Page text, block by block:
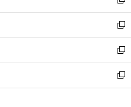
開
く
ウ
で
開
く
ン
ド
ウ
で
開
く
ウ
ィ
ン
ド
ウ
で
開
新
し
い
ウ
ィ
ン
ド
ウ
新
し
い
ウ
ィ
ン
新
し
い
ウ
新
し